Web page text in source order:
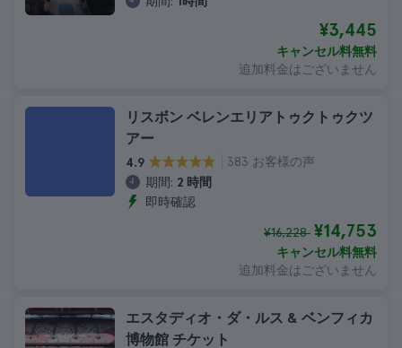
¥3,445
キャンセル料無料
追加料金はございません
リスボン ベレンエリアトゥクトゥクツ
アー
4.9
383 お客様の声
期間: 2 時間
即時確認
¥16,228 ¥14,753
キャンセル料無料
追加料金はございません
エスタディオ・ダ・ルス & ベンフィカ
博物館 チケット